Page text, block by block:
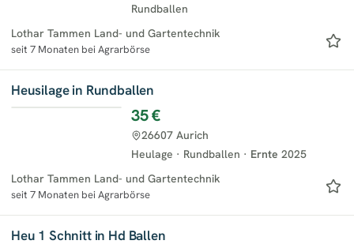
Rundballen
Lothar Tammen Land- und Gartentechnik
seit 7 Monaten bei Agrarbörse
Heusilage in Rundballen
35 €
Heulage · Rundballen · Ernte 2025
26607 Aurich
Lothar Tammen Land- und Gartentechnik
seit 7 Monaten bei Agrarbörse
Heu 1 Schnitt in Hd Ballen